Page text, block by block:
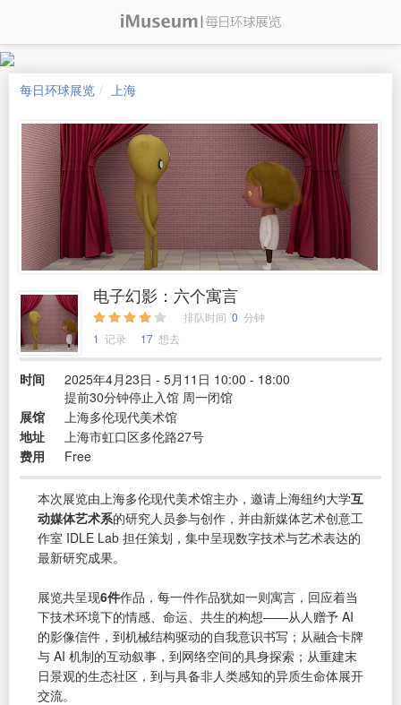
每日环球展览 上海
电子幻影：六个寓言
排队时间 0 分钟
1 记录 17 想去
时间
2025年4月23日 - 5月11日 10:00 - 18:00
提前30分钟停止入馆 周一闭馆
展馆
上海多伦现代美术馆
地址
上海市虹口区多伦路27号
费用
Free
本次展览由上海多伦现代美术馆主办，邀请上海纽约大学互
动媒体艺术系的研究人员参与创作，并由新媒体艺术创意工
作室 IDLE Lab 担任策划，集中呈现数字技术与艺术表达的
最新研究成果。
展览共呈现6件作品，每一件作品犹如一则寓言，回应着当
下技术环境下的情感、命运、共生的构想——从人赠予 AI
的影像信件，到机械结构驱动的自我意识书写；从融合卡牌
与 AI 机制的互动叙事，到网络空间的具身探索；从重建末
日景观的生态社区，到与具备非人类感知的异质生命体展开
交流。